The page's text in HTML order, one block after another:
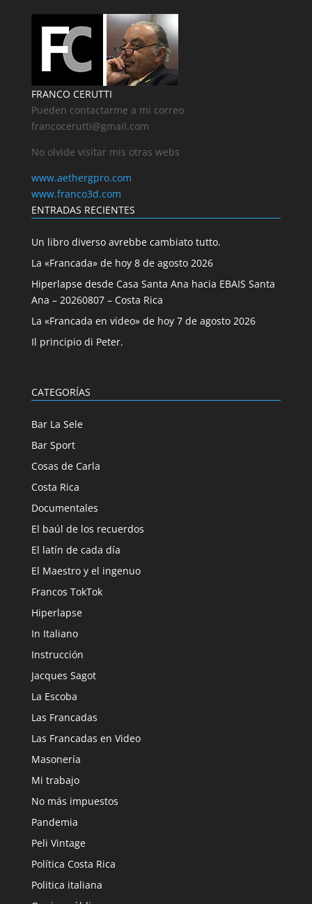
FRANCO CERUTTI
Pueden contactarme a mi correo
francocerutti@gmail.com
No olvide visitar mis otras webs
www.aethergpro.com
www.franco3d.com
ENTRADAS RECIENTES
Un libro diverso avrebbe cambiato tutto.
La «Francada» de hoy 8 de agosto 2026
Hiperlapse desde Casa Santa Ana hacia EBAIS Santa
Ana – 20260807 – Costa Rica
La «Francada en video» de hoy 7 de agosto 2026
Il principio di Peter.
CATEGORÍAS
Bar La Sele
Bar Sport
Cosas de Carla
Costa Rica
Documentales
El baúl de los recuerdos
El latín de cada día
El Maestro y el ingenuo
Francos TokTok
Hiperlapse
In Italiano
Instrucción
Jacques Sagot
La Escoba
Las Francadas
Las Francadas en Video
Masonería
Mi trabajo
No más impuestos
Pandemia
Peli Vintage
Política Costa Rica
Politica italiana